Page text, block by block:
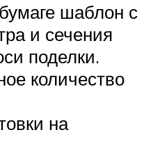
шаблон с
и сечения
поделки.
количество
на